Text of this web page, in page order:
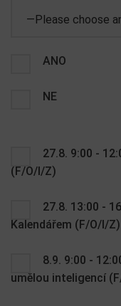
—Please choose
ANO
NE
27.8. 9:00 -
(F/O/I/Z)
27.8. 13:00 -
Kalendářem (F/O/I/Z)
8.9. 9:00 -
umělou inteligencí